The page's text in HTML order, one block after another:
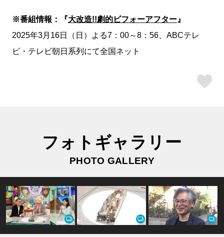
※番組情報：『大改造!!劇的ビフォーアフター』
2025年3月16日（日）よる7：00～8：56、ABCテレ
ビ・テレビ朝日系列にて全国ネット
フォトギャラリー
PHOTO GALLERY